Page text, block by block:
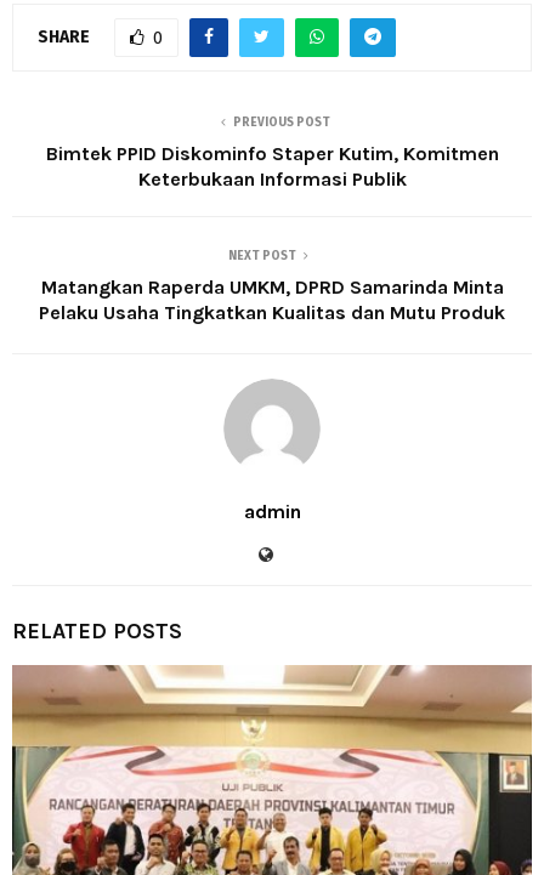
SHARE 0
PREVIOUS POST
Bimtek PPID Diskominfo Staper Kutim, Komitmen
Keterbukaan Informasi Publik
NEXT POST
Matangkan Raperda UMKM, DPRD Samarinda Minta
Pelaku Usaha Tingkatkan Kualitas dan Mutu Produk
admin
RELATED POSTS